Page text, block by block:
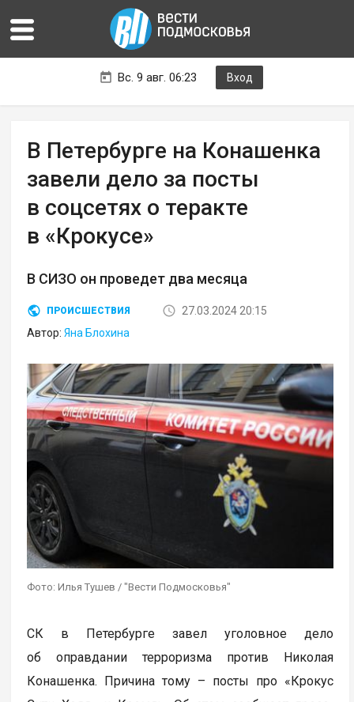
Вс. 9 авг. 06:23 Вход
В Петербурге на Конашенка
завели дело за посты
в соцсетях о теракте
в «Крокусе»
В СИЗО он проведет два месяца
ПРОИСШЕСТВИЯ
27.03.2024 20:15
Автор:Яна Блохина
Фото: Илья Тушев / "Вести Подмосковья"
СК в Петербурге завел уголовное дело
об оправдании терроризма против Николая
Конашенка. Причина тому – посты про «Крокус